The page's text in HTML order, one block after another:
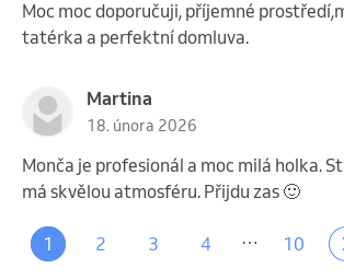
Moc moc doporučuji, příjemné
tatérka a perfektní domluva.
Martina
18. února 2026
Monča je profesionál a moc milá holka.
má skvělou atmosféru. Přijdu zas 🙂
1 2 3 4 … 10